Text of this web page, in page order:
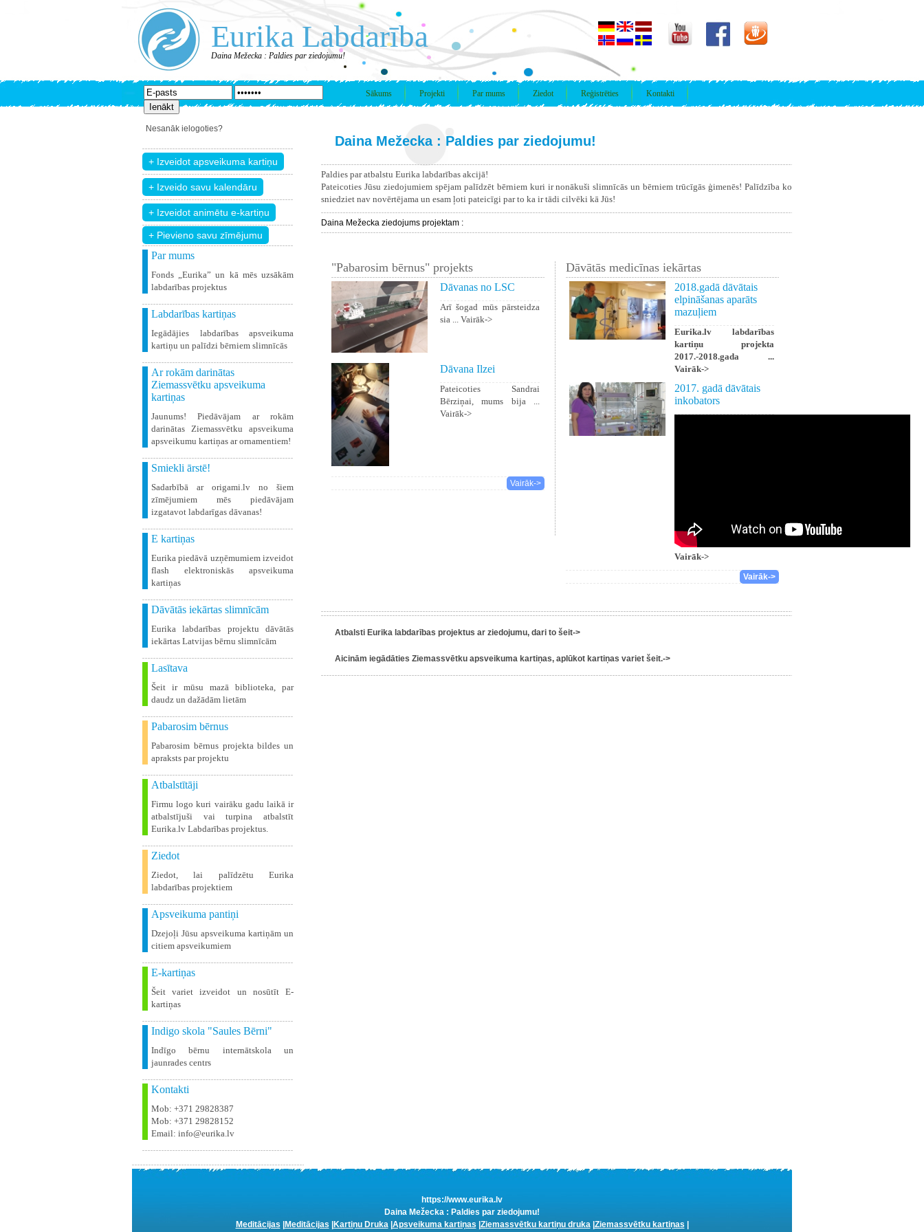
Eurika Labdarība
Daina Mežecka : Paldies par ziedojumu!
Sākums Projekti Par mums Ziedot Reģistrēties Kontakti
Nesanāk ielogoties?
+ Pievieno savu zīmējumu
Par mums
Fonds „Eurika” un kā mēs uzsākām
labdarības projektus
Labdarības kartiņas
Iegādājies labdarības apsveikuma
kartiņu un palīdzi bērniem slimnīcās
Ar rokām darinātas
Ziemassvētku apsveikuma
kartiņas
Jaunums! Piedāvājam ar rokām
darinātas Ziemassvētku apsveikuma
apsveikumu kartiņas ar ornamentiem!
Smiekli ārstē!
Sadarbībā ar origami.lv no šiem
zīmējumiem mēs piedāvājam
izgatavot labdarīgas dāvanas!
E kartiņas
Eurika piedāvā uzņēmumiem izveidot
flash elektroniskās apsveikuma
kartiņas
Dāvātās iekārtas slimnīcām
Eurika labdarības projektu dāvātās
iekārtas Latvijas bērnu slimnīcām
Lasītava
Šeit ir mūsu mazā biblioteka, par
daudz un dažādām lietām
Pabarosim bērnus
Pabarosim bērnus projekta bildes un
apraksts par projektu
Atbalstītāji
Firmu logo kuri vairāku gadu laikā ir
atbalstījuši vai turpina atbalstīt
Eurika.lv Labdarības projektus.
Ziedot
Ziedot, lai palīdzētu Eurika
labdarības projektiem
Apsveikuma pantiņi
Dzejoļi Jūsu apsveikuma kartiņām un
citiem apsveikumiem
E-kartiņas
Šeit variet izveidot un nosūtīt E-
kartiņas
Indigo skola "Saules Bērni"
Indīgo bērnu internātskola un
jaunrades centrs
Kontakti
Mob: +371 29828387
Mob: +371 29828152
Email: info@eurika.lv
Daina Mežecka : Paldies par ziedojumu!
Paldies par atbalstu Eurika labdarības akcijā!
Pateicoties Jūsu ziedojumiem spējam palīdzēt bērniem kuri ir nonākuši slimnīcās un bērniem trūcīgās ģimenēs! Palīdzība ko
sniedziet nav novērtējama un esam ļoti pateicīgi par to ka ir tādi cilvēki kā Jūs!
Daina Mežecka ziedojums projektam :
"Pabarosim bērnus" projekts
Dāvanas no LSC
Arī šogad mūs pārsteidza
sia ... Vairāk->
Dāvana Ilzei
Pateicoties Sandrai
Bērziņai, mums bija ...
Vairāk->
Vairāk->
Dāvātās medicīnas iekārtas
2018.gadā dāvātais
elpināšanas aparāts
mazuļiem
Eurika.lv labdarības
kartiņu projekta
2017.-2018.gada ...
Vairāk->
2017. gadā dāvātais
inkobators
Vairāk->
Vairāk->
Atbalsti Eurika labdarības projektus ar ziedojumu, dari to šeit->
Aicinām iegādāties Ziemassvētku apsveikuma kartiņas, aplūkot kartiņas variet šeit.->
https://www.eurika.lv
Daina Mežecka : Paldies par ziedojumu!
Meditācijas
Meditācijas Kartiņu Druka| Apsveikuma kartiņas Ziemassvētku kartiņu druka| Ziemassvētku kartiņas